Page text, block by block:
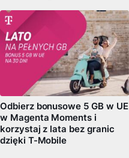
Odbierz bonusowe 5 GB w UE
w Magenta Moments i
korzystaj z lata bez granic
dzięki T-Mobile